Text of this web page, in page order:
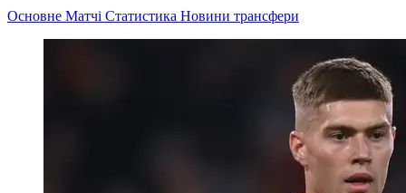
Основне Матчі Статистика Новини трансфери